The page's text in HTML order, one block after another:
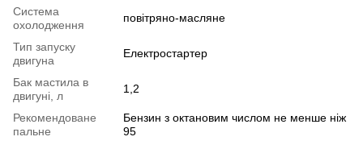
Система
охолодження
повітряно-масляне
Тип запуску
двигуна
Електростартер
Бак мастила в
двигуні, л
1,2
Рекомендоване
пальне
Бензин з октановим числом не менше ніж
95